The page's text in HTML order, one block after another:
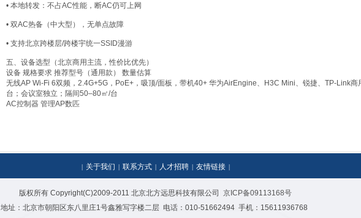
• 本地转发：不占AC性能，断AC仍可上网
• 双AC热备（中大型），无单点故障
• 支持北京跨楼层/跨楼宇统一SSID漫游
五、设备选型（北京商用主流，性价比优先）
设备 规格要求 推荐型号（通用款） 数量估算
无线AP Wi‑Fi 6双频，2.4G+5G，PoE+，吸顶/面板，带机40+ 华为AirEngine、H3C Mini、锐捷、TP‑Link
台；会议室独立；隔间50–80㎡/台
AC控制器 管理AP数匹
| 关于我们 | 联系方式 | 人才招聘 | 友情链接 |
版权所有 Copyright(C)2009-2011 北京北方远思科技有限公司 京ICP备09113168号
地址：北京市朝阳区东八里庄1号鑫雅写字楼二层 电话：010-51662494 手机：15611936768